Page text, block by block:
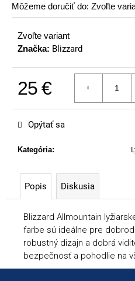
Môžeme doručiť do: Zvoľte
Zvoľte variant
Značka: Blizzard
25 €
Jednotková cena:
Kategória:
Opýtať sa
Popis Diskusia
Blizzard Allmountain
farbe sú ideálne pre
robustný dizajn a dobrá
bezpečnosť a pohodlie na
č
a
m
e
RACETIGER
GS
89